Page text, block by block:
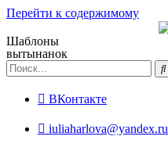
Перейти к содержимому
Шаблоны
вытынанок
ВКонтакте
iuliaharlova@yandex.ru